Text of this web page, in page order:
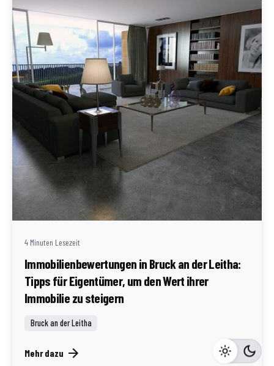
Geschrieben von
Redaktion Immofragen AT
4 Minuten Lesezeit
Immobilienbewertungen in Bruck an der Leitha:
Tipps für Eigentümer, um den Wert ihrer
Immobilie zu steigern
Bruck an der Leitha
Mehr dazu